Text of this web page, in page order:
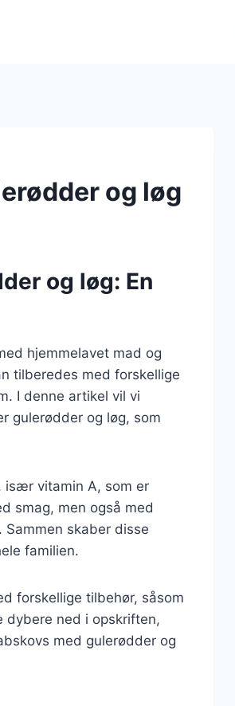
og løg
og løg: En
hjemmelavet mad og
tilberedes med forskellige
I denne artikel vil vi
gulerødder og løg, som
især vitamin A, som er
smag, men også med
skaber disse
familien.
forskellige tilbehør, såsom
dybere ned i opskriften,
med gulerødder og